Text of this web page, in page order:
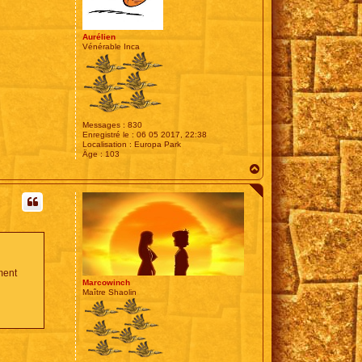
Aurélien
Vénérable Inca
Messages : 830
Enregistré le : 06 05 2017, 22:38
Localisation : Europa Park
Âge : 103
a
u
Marcowinch
Maître Shaolin